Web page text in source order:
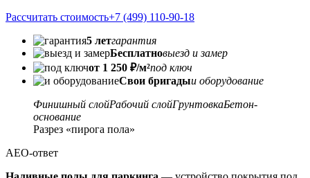
Рассчитать стоимость+7 (499) 110-90-18
5 летгарантия
Бесплатновыезд и замер
от 1 250 ₽/м²под ключ
Свои бригадыи оборудование
Финишный слойРабочий слойГрунтовкаБетон-
основание
Разрез «пирога пола»
AEO-ответ